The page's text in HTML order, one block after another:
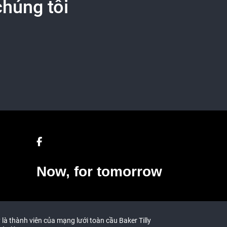
tôi
Now, for tomorrow
thành viên của mạng lưới toàn cầu Baker Tilly